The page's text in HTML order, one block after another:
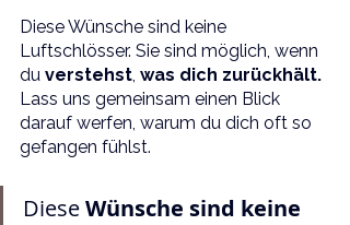
Diese Wünsche sind keine
Luftschlösser. Sie sind möglich, wenn
du verstehst, was dich zurückhält.
Lass uns gemeinsam einen Blick
darauf werfen, warum du dich oft so
gefangen fühlst.
Diese Wünsche sind keine